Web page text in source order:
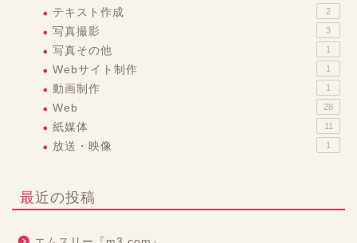
テキスト作成 2
写真撮影 3
写真その他 1
Webサイト制作 1
動画制作 1
Web 28
紙媒体 11
放送・映像 1
最近の投稿